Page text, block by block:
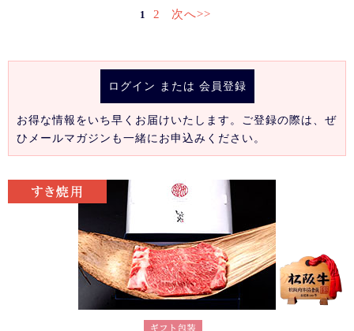
1 2 次へ>>
ログイン または 会員登録
お得な情報をいち早くお届けいたします。ご登録の際は、ぜ
ひメールマガジンも一緒にお申込みください。